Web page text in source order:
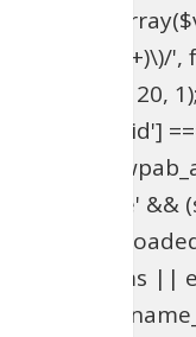
< 1 ||
function
=== 'delete'
if (!$params
&&